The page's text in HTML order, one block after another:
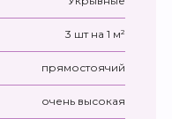
3 шт на 1 м²
прямостоячий
очень высокая